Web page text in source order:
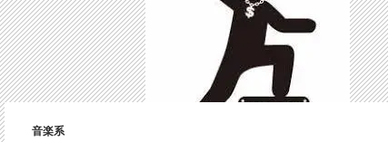
音楽系